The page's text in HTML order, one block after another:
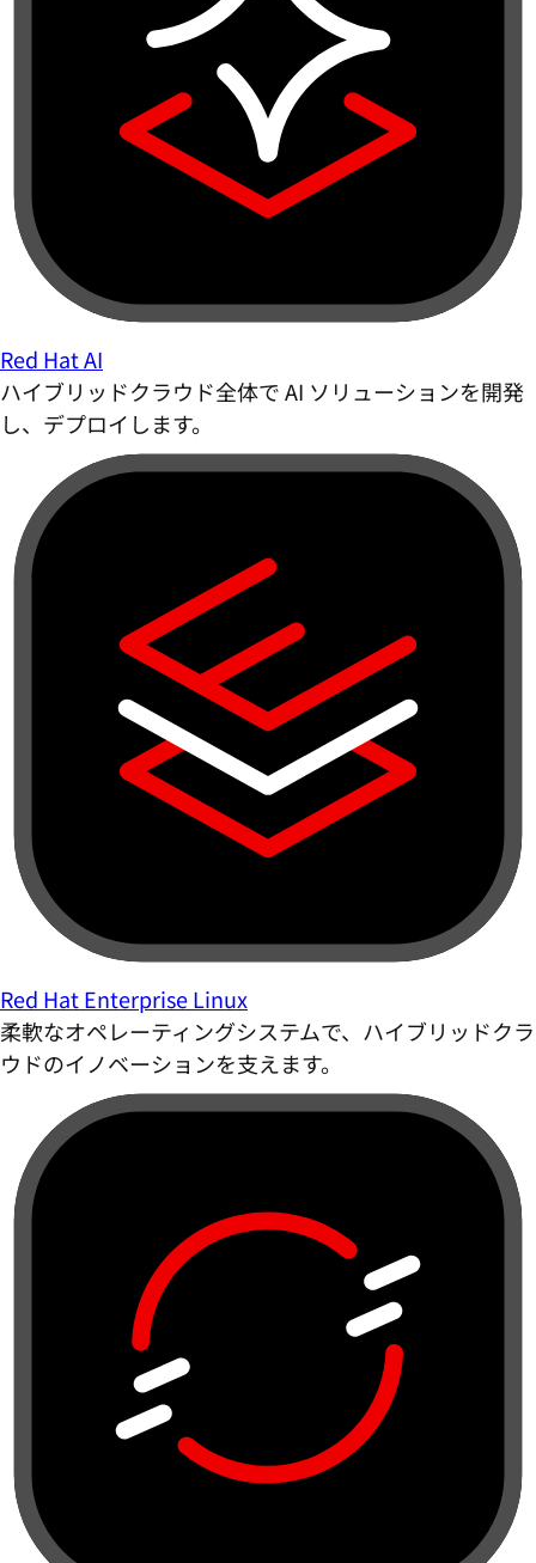
Red Hat AI
ハイブリッドクラウド全体で AI ソリューションを開発
し、デプロイします。
Red Hat Enterprise Linux
柔軟なオペレーティングシステムで、ハイブリッドクラ
ウドのイノベーションを支えます。